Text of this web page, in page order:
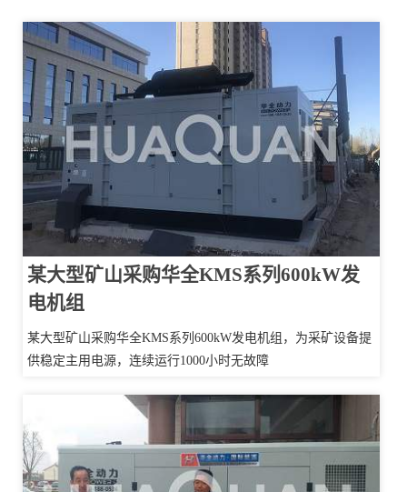
某大型矿山采购华全KMS系列600kW发
电机组
某大型矿山采购华全KMS系列600kW发电机组，为采矿设备提
供稳定主用电源，连续运行1000小时无故障